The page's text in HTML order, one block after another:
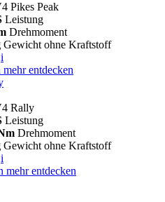
Pikes Peak
Leistung
Drehmoment
Gewicht ohne Kraftstoff
i
mehr entdecken
Rally
Leistung
Drehmoment
Gewicht ohne Kraftstoff
i
mehr entdecken